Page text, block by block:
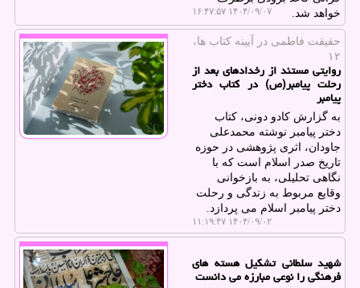
خواهد شد.
۱۴۰۴/۰۹/۰۷ ۱۶:۴۷:۵۷
حقیقت فاطمی در آیینه كتاب ها،
۱۲
روایتی مستند از رخدادهای بعد از
رحلت پیامبر(ص) در کتاب دختر
پیامبر
به گزارش کادو دونی، کتاب
دختر پیامبر نوشته محمدعلی
جاودان، اثری پژوهشی در حوزه
تاریخ صدر اسلام است که با
نگاهی تحلیلی، به بازخوانی
وقایع مربوط به زندگی و رحلت
دختر پیامبر اسلام می پردازد.
۱۴۰۴/۰۹/۰۲ ۱۱:۱۹:۴۷
شهید سلطانی تشکیل هسته های
فرهنگی را نوعی مبارزه می دانست